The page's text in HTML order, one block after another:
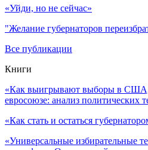
«Уйди, но не сейчас»
"Желание губернаторов
Все публикации
Книги
«Как выигрывают выборы в
евросоюзе: анализ политических
«Как стать и остаться
«Универсальные избирательные